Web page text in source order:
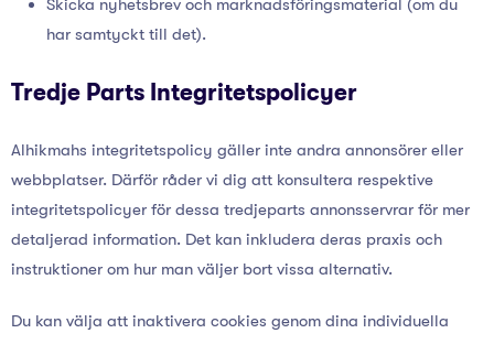
Skicka nyhetsbrev och marknadsföringsmaterial (om du
har samtyckt till det).
Tredje Parts Integritetspolicyer
Alhikmahs integritetspolicy gäller inte andra annonsörer eller
webbplatser. Därför råder vi dig att konsultera respektive
integritetspolicyer för dessa tredjeparts annonsservrar för mer
detaljerad information. Det kan inkludera deras praxis och
instruktioner om hur man väljer bort vissa alternativ.
Du kan välja att inaktivera cookies genom dina individuella